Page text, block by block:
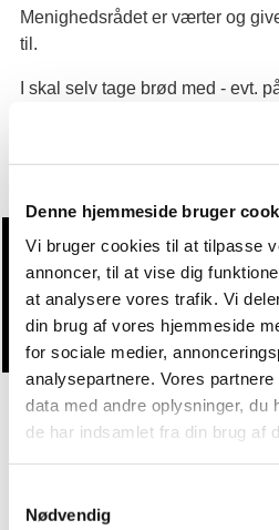
Denne hjemmeside bruger
Vi bruger cookies til at tilpasse
annoncer, til at vise dig
at analysere vores trafik. Vi
din brug af vores hjemmeside
for sociale medier,
analysepartnere. Vores
data med andre oplysninger, du
de har indsamlet fra din brug af
Nødvendig
Menighedsrådet er værter og
til.
I skal selv tage brød med - evt.
Du vil måske